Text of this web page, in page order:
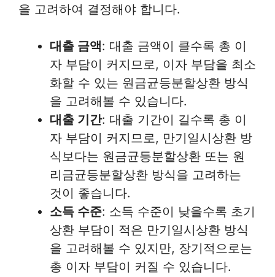
을 고려하여 결정해야 합니다.
대출 금액: 대출 금액이 클수록 총 이
자 부담이 커지므로, 이자 부담을 최소
화할 수 있는 원금균등분할상환 방식
을 고려해볼 수 있습니다.
대출 기간: 대출 기간이 길수록 총 이
자 부담이 커지므로, 만기일시상환 방
식보다는 원금균등분할상환 또는 원
리금균등분할상환 방식을 고려하는
것이 좋습니다.
소득 수준: 소득 수준이 낮을수록 초기
상환 부담이 적은 만기일시상환 방식
을 고려해볼 수 있지만, 장기적으로는
총 이자 부담이 커질 수 있습니다.